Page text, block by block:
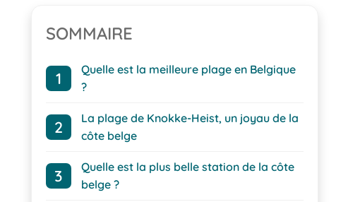
SOMMAIRE
Quelle est la meilleure plage en Belgique
?
La plage de Knokke-Heist, un joyau de la
côte belge
Quelle est la plus belle station de la côte
belge ?